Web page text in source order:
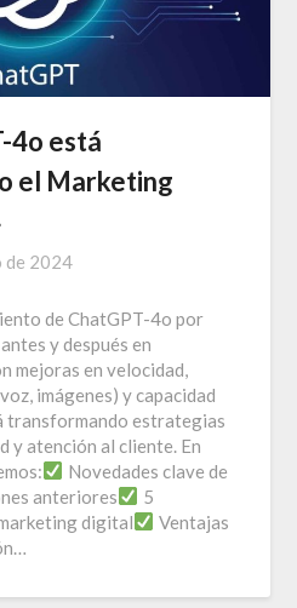
4o está
el Marketing
de 2024
de ChatGPT-4o por
y después en
mejoras en velocidad,
imágenes) y capacidad
transformando estrategias
y atención al cliente. En
Novedades clave de
anteriores
5
digital
Ventajas